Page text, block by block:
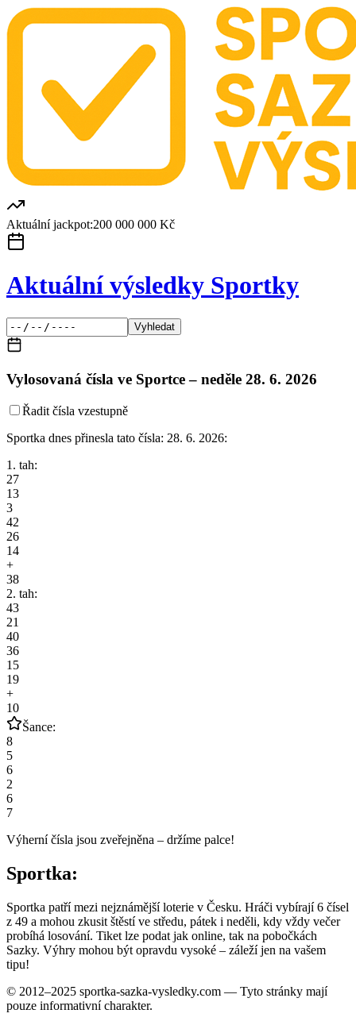
Aktuální jackpot:200 000 000 Kč
Aktuální výsledky Sportky
Vyhledat
Vylosovaná čísla ve Sportce – neděle 28. 6. 2026
Řadit čísla vzestupně
Sportka dnes přinesla tato čísla: 28. 6. 2026:
1. tah:
27
13
3
42
26
14
+
38
2. tah:
43
21
40
36
15
19
+
10
Šance:
8
5
6
2
6
7
Výherní čísla jsou zveřejněna – držíme palce!
Sportka:
Sportka patří mezi nejznámější loterie v Česku. Hráči vybírají 6 čísel
z 49 a mohou zkusit štěstí ve středu, pátek i neděli, kdy vždy večer
probíhá losování. Tiket lze podat jak online, tak na pobočkách
Sazky. Výhry mohou být opravdu vysoké – záleží jen na vašem
tipu!
© 2012–2025 sportka-sazka-vysledky.com — Tyto stránky mají
pouze informativní charakter.